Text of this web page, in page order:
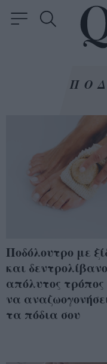
Ποδόλουτρο με
και
απόλυτος τρόπος
να
τα πόδια σου